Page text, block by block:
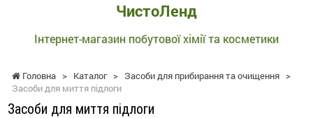
ЧистоЛенд
Інтернет-магазин побутової хімії та косметики
Головна > Каталог > Засоби для прибирання та очищення >
Засоби для миття підлоги
Засоби для миття підлоги